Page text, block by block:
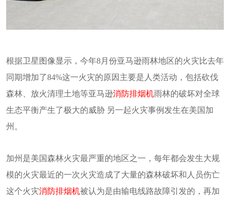
根据卫星图像显示，今年8月份亚马逊雨林地区的火灾比去年
同期增加了84%这一火灾的原因主要是人类活动，包括砍伐
森林、放火清理土地等亚马逊消防排烟机雨林的破坏对全球
生态平衡产生了极大的威胁 另一起火灾事例发生在美国加
州。
加州是美国森林火灾最严重的地区之一，每年都会发生大规
模的火灾最近的一次火灾造成了大量的森林破坏和人员伤亡
这个火灾消防排烟机被认为是由输电线路故障引发的，再加